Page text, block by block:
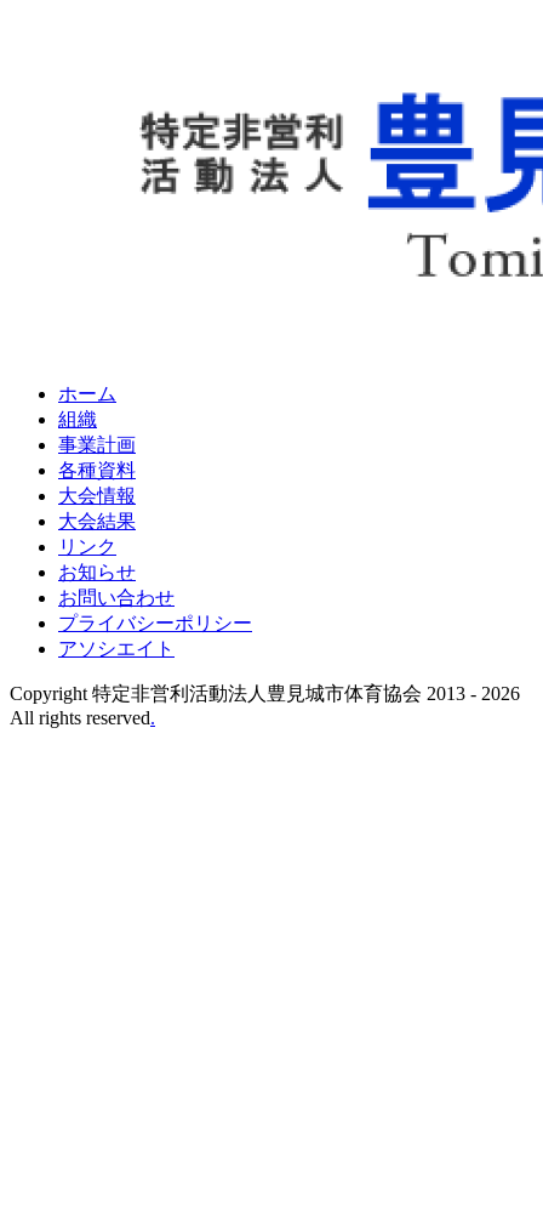
ホーム
組織
事業計画
各種資料
大会情報
大会結果
リンク
お知らせ
お問い合わせ
プライバシーポリシー
アソシエイト
Copyright 特定非営利活動法人豊見城市体育協会 2013 - 2026
All rights reserved.